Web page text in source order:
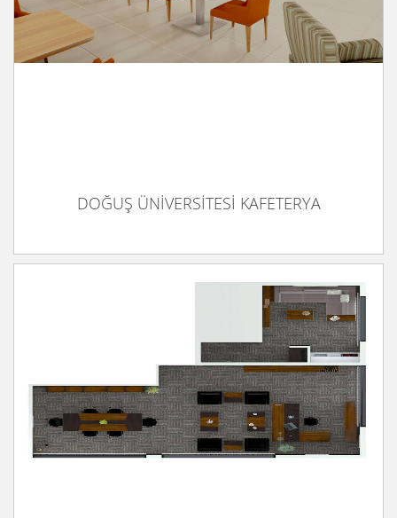
DOĞUŞ ÜNİVERSİTESİ KAFETERYA
DOĞUŞ ÜNİVERSİTESİ KAFETERYA
İSTANBUL TİCARET ÜNİVERSİTESİ